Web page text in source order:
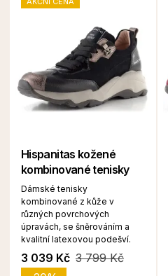
Hispanitas kožené
kombinované tenisky
Dámské tenisky
kombinované z kůže v
různých povrchových
úpravách, se šněrováním a
kvalitní latexovou podešví.
3 039 Kč 3 799 Kč